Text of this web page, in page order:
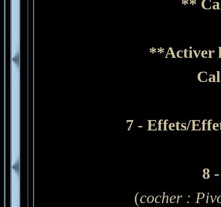
**
**Activer
7 - Effets/
8
(cocher :